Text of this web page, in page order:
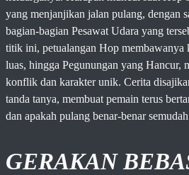
yang menjanjikan jalan pulang, dengan
bagian-bagian Pesawat Udara yang
titik ini, petualangan Hop membawanya
luas, hingga Pegunungan yang Hancur,
konflik dan karakter unik. Cerita
tanda tanya, membuat pemain terus
dan apakah pulang benar-benar
GERAKAN